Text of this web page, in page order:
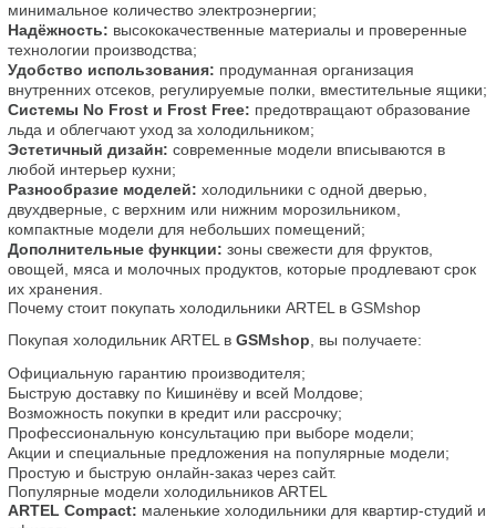
минимальное количество электроэнергии;
Надёжность: высококачественные материалы и проверенные
технологии производства;
Удобство использования: продуманная организация
внутренних отсеков, регулируемые полки, вместительные ящики;
Системы No Frost и Frost Free: предотвращают образование
льда и облегчают уход за холодильником;
Эстетичный дизайн: современные модели вписываются в
любой интерьер кухни;
Разнообразие моделей: холодильники с одной дверью,
двухдверные, с верхним или нижним морозильником,
компактные модели для небольших помещений;
Дополнительные функции: зоны свежести для фруктов,
овощей, мяса и молочных продуктов, которые продлевают срок
их хранения.
Почему стоит покупать холодильники ARTEL в GSMshop
Покупая холодильник ARTEL в GSMshop , вы получаете:
Официальную гарантию производителя;
Быструю доставку по Кишинёву и всей Молдове;
Возможность покупки в кредит или рассрочку;
Профессиональную консультацию при выборе модели;
Акции и специальные предложения на популярные модели;
Простую и быструю онлайн-заказ через сайт.
Популярные модели холодильников ARTEL
ARTEL Compact: маленькие холодильники для квартир-студий и